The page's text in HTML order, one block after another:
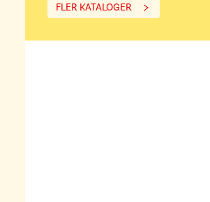
FLER KATALOGER